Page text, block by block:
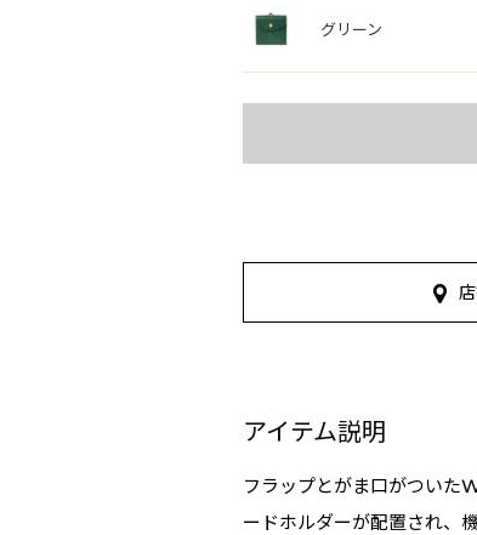
グリーン
アイテム説明
フラップとがま口がついた
ードホルダーが配置され、